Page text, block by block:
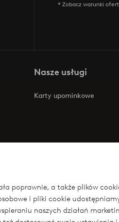
poprawnie, a także plików
i pliki cookie
naszych działań
* Zobacz warunki
Nasze usługi
Karty upominkowe